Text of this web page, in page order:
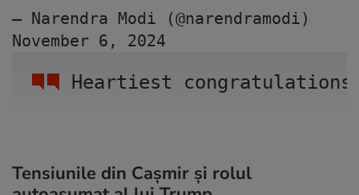
Heartiest
— Narendra Modi (@narendramodi)
November 6, 2024
Tensiunile din Cașmir și rolul